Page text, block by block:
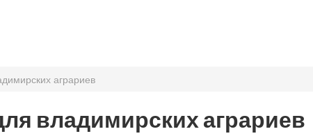
аграриев
владимирских аграриев